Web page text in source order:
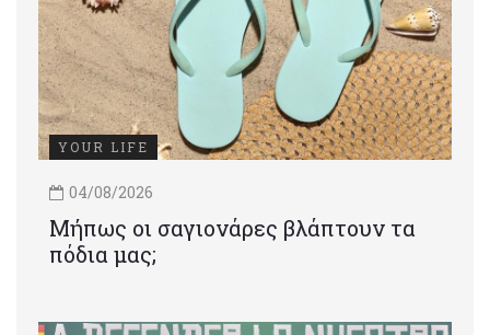
YOUR LIFE
04/08/2026
Μήπως οι σαγιονάρες βλάπτουν τα
πόδια μας;